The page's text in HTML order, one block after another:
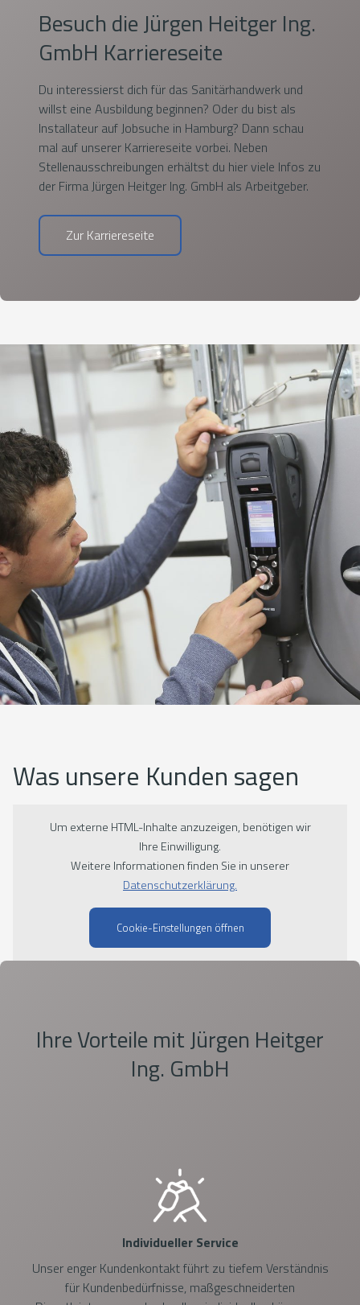
Besuch die Jürgen Heitger Ing.
GmbH Karriereseite
Du interessierst dich für das Sanitärhandwerk und
willst eine Ausbildung beginnen? Oder du bist als
Installateur auf Jobsuche in Hamburg? Dann schau
mal auf unserer Karriereseite vorbei. Neben
Stellenausschreibungen erhältst du hier viele Infos zu
der Firma Jürgen Heitger Ing. GmbH als Arbeitgeber.
Zur Karriereseite
Was unsere Kunden sagen
Um externe HTML-Inhalte anzuzeigen, benötigen wir
Ihre Einwilligung.
Weitere Informationen finden Sie in unserer
Datenschutzerklärung.
Cookie-Einstellungen öffnen
Ihre Vorteile mit Jürgen Heitger
Ing. GmbH
Individueller Service
Unser enger Kundenkontakt führt zu tiefem Verständnis
für Kundenbedürfnisse, maßgeschneiderten